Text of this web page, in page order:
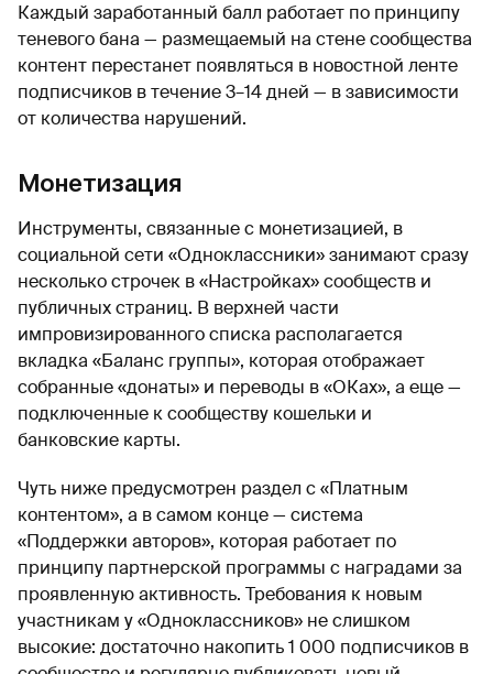
Каждый заработанный балл работает по принципу
теневого бана — размещаемый на стене сообщества
контент перестанет появляться в новостной ленте
подписчиков в течение 3–14 дней — в зависимости
от количества нарушений.
Монетизация
Инструменты, связанные с монетизацией, в
социальной сети «Одноклассники» занимают сразу
несколько строчек в «Настройках» сообществ и
публичных страниц. В верхней части
импровизированного списка располагается
вкладка «Баланс группы», которая отображает
собранные «донаты» и переводы в «ОКах», а еще —
подключенные к сообществу кошельки и
банковские карты.
Чуть ниже предусмотрен раздел с «Платным
контентом», а в самом конце — система
«Поддержки авторов», которая работает по
принципу партнерской программы с наградами за
проявленную активность. Требования к новым
участникам у «Одноклассников» не слишком
высокие: достаточно накопить 1 000 подписчиков в